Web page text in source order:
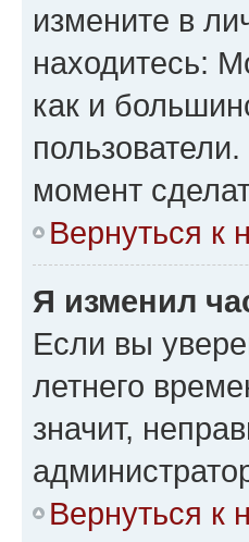
измените в
находитесь:
как и
момент
Вернуться к
Я изменил
Если вы
летнего
значит,
Вернуться к